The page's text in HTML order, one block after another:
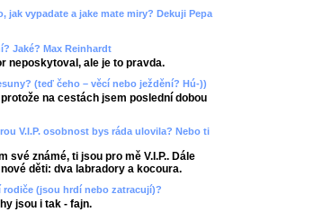
jak vypadate a jake mate miry? Dekuji Pepa
Jaké? Max Reinhardt
neposkytoval, ale je to pravda.
(teď čeho – věcí nebo ježdění? Hú-))
na cestách jsem poslední dobou
V.I.P. osobnost bys ráda ulovila? Nebo ti
své známé, ti jsou pro mě V.I.P.. Dále
děti: dva labradory a kocoura.
rodiče (jsou hrdí nebo zatracují)?
jsou i tak - fajn.